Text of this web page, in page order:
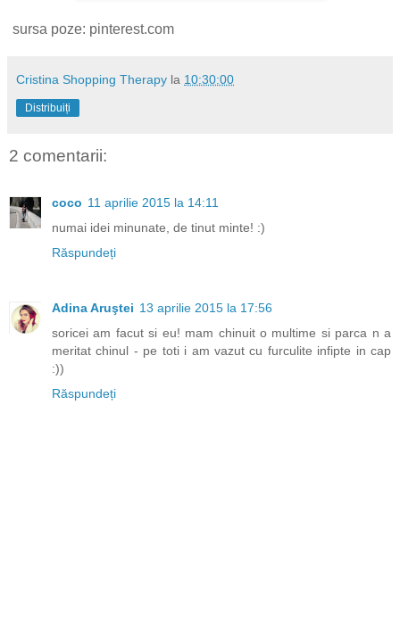
sursa poze: pinterest.com
Cristina Shopping Therapy la 10:30:00
Distribuiți
2 comentarii:
coco 11 aprilie 2015 la 14:11
numai idei minunate, de tinut minte! :)
Răspundeți
Adina Aruştei 13 aprilie 2015 la 17:56
soricei am facut si eu! mam chinuit o multime si parca n a
meritat chinul - pe toti i am vazut cu furculite infipte in cap
:))
Răspundeți